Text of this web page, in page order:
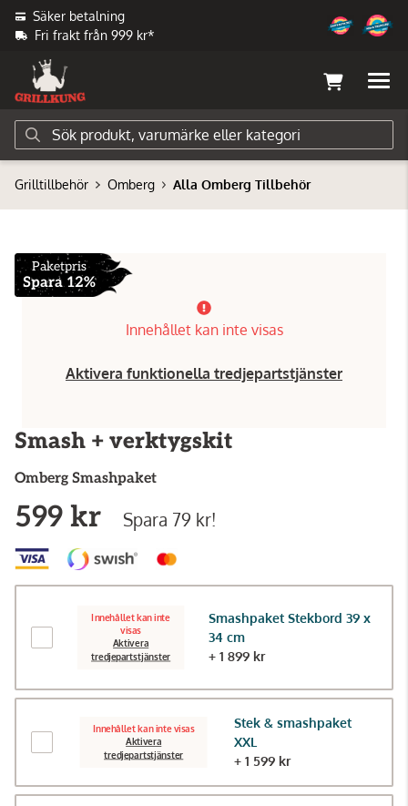
Säker betalning
Fri frakt från 999 kr*
Grilltillbehör Omberg Alla Omberg Tillbehör
Paketpris
Spara 12%
Innehållet kan inte visas
Aktivera funktionella tredjepartstjänster
Smash + verktygskit
Omberg Smashpaket
599 kr Spara 79 kr!
Innehållet kan inte
visas
Aktivera
tredjepartstjänster
Smashpaket Stekbord 39 x
34 cm
+ 1 899 kr
Innehållet kan inte visas
Aktivera
tredjepartstjänster
Stek & smashpaket
XXL
+ 1 599 kr